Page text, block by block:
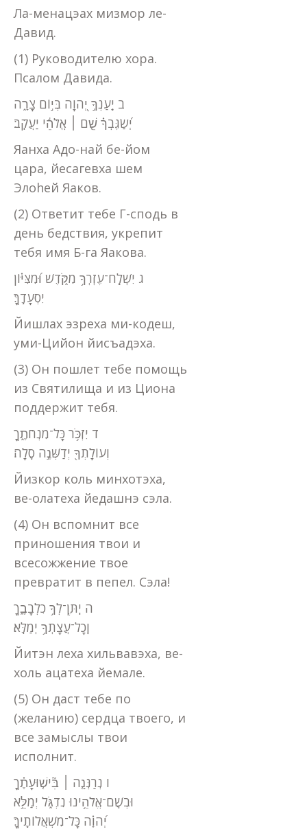
Ла-менацэах мизмор ле-
Давид.
(1) Руководителю хора.
Псалом Давида.
ב יַֽעַנְךָ֣ יְ֭הוָה בְּי֣וֹם צָרָ֑ה
יְ֝שַׂגֶּבְךָ֗ שֵׁ֤ם ׀ אֱלֹהֵ֬י יַעֲקֹֽב׃
Яанха Адо-най бе-йом
цара, йесагевха шем
Элоhей Яаков.
(2) Ответит тебе Г-сподь в
день бедствия, укрепит
тебя имя Б-га Яакова.
ג יִשְׁלַֽח־עֶזְרְךָ֥ מִקֹּ֑דֶשׁ וּ֝מִצִּיּ֗וֹן
יִסְעָדֶֽךָּ׃
Йишлах эзреха ми-кодеш,
уми-Цийон йисъадэха.
(3) Он пошлет тебе помощь
из Святилища и из Циона
поддержит тебя.
ד יִזְכֹּ֥ר כָּל־מִנְחֹתֶ֑ךָ
וְעוֹלָתְךָ֖ יְדַשְּׁנֶ֣ה סֶֽלָה׃
Йизкор коль минхотэха,
ве-олатеха йедашнэ сэла.
(4) Он вспомнит все
приношения твои и
всесожжение твое
превратит в пепел. Сэла!
ה יִֽתֶּן־לְךָ֥ כִלְבָבֶ֑ךָ
וְֽכָל־עֲצָתְךָ֥ יְמַלֵּֽא׃
Йитэн леха хильвавэха, ве-
холь ацатеха йемале.
(5) Он даст тебе по
(желанию) сердца твоего, и
все замыслы твои
исполнит.
ו נְרַנְּנָ֤ה ׀ בִּ֘ישׁ֤וּעָתֶ֗ךָ
וּבְשֵֽׁם־אֱלֹהֵ֥ינוּ נִדְגֹּ֑ל יְמַלֵּ֥א
יְ֝הוָ֗ה כָּל־מִשְׁאֲלוֹתֶֽיךָ׃